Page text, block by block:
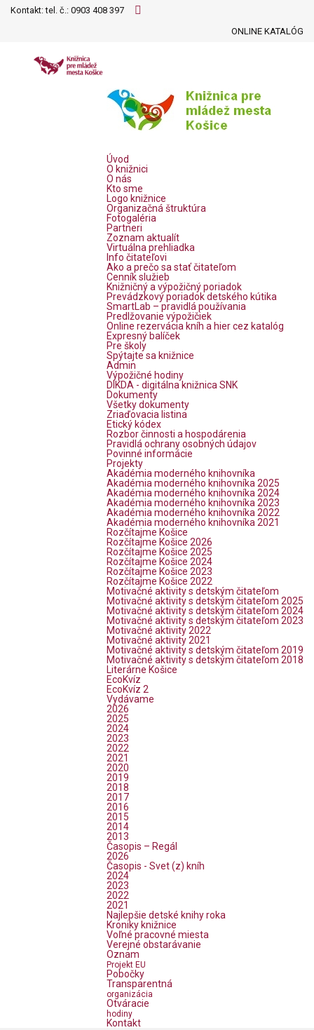
Kontakt: tel. č.: 0903 408 397
ONLINE KATALÓG
Úvod
O knižnici
O nás
Kto sme
Logo knižnice
Organizačná štruktúra
Fotogaléria
Partneri
Zoznam aktualít
Virtuálna prehliadka
Info čitateľovi
Ako a prečo sa stať čitateľom
Cenník služieb
Knižničný a výpožičný poriadok
Prevádzkový poriadok detského kútika
SmartLab – pravidlá používania
Predlžovanie výpožičiek
Online rezervácia kníh a hier cez katalóg
Expresný balíček
Pre školy
Spýtajte sa knižnice
Admin
Výpožičné hodiny
DIKDA - digitálna knižnica SNK
Dokumenty
Všetky dokumenty
Zriaďovacia listina
Etický kódex
Rozbor činnosti a hospodárenia
Pravidlá ochrany osobných údajov
Povinné informácie
Projekty
Akadémia moderného knihovníka
Akadémia moderného knihovníka 2025
Akadémia moderného knihovníka 2024
Akadémia moderného knihovníka 2023
Akadémia moderného knihovníka 2022
Akadémia moderného knihovníka 2021
Rozčítajme Košice
Rozčítajme Košice 2026
Rozčítajme Košice 2025
Rozčítajme Košice 2024
Rozčítajme Košice 2023
Rozčítajme Košice 2022
Motivačné aktivity s detským čitateľom
Motivačné aktivity s detským čitateľom 2025
Motivačné aktivity s detským čitateľom 2024
Motivačné aktivity s detským čitateľom 2023
Motivačné aktivity 2022
Motivačné aktivity 2021
Motivačné aktivity s detským čitateľom 2019
Motivačné aktivity s detským čitateľom 2018
Literárne Košice
EcoKvíz
EcoKvíz 2
Vydávame
2026
2025
2024
2023
2022
2021
2020
2019
2018
2017
2016
2015
2014
2013
Časopis – Regál
2026
Časopis - Svet (z) kníh
2024
2023
2022
2021
Najlepšie detské knihy roka
Kroniky knižnice
Voľné pracovné miesta
Verejné obstarávanie
Oznam
Projekt EU
Pobočky
Transparentná
organizácia
Otváracie
hodiny
Kontakt